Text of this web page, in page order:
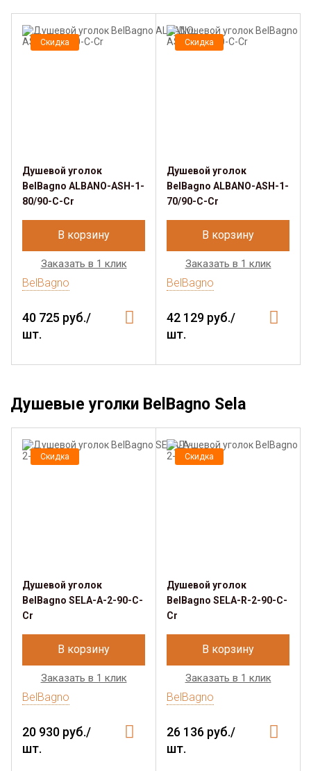
Скидка
Душевой уголок
BelBagno ALBANO-ASH-1-
80/90-C-Cr
В корзину
Заказать в 1 клик
BelBagno
40 725 руб./
шт.
Скидка
Душевой уголок
BelBagno ALBANO-ASH-1-
70/90-C-Cr
В корзину
Заказать в 1 клик
BelBagno
42 129 руб./
шт.
Душевые уголки BelBagno Sela
Скидка
Душевой уголок
BelBagno SELA-A-2-90-C-
Cr
В корзину
Заказать в 1 клик
BelBagno
20 930 руб./
шт.
Скидка
Душевой уголок
BelBagno SELA-R-2-90-C-
Cr
В корзину
Заказать в 1 клик
BelBagno
26 136 руб./
шт.